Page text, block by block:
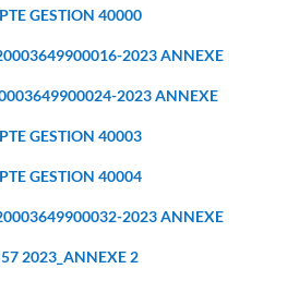
GESTION 40000
2023 ANNEXE
2023 ANNEXE
GESTION 40003
GESTION 40004
2023 ANNEXE
2023_ANNEXE 2